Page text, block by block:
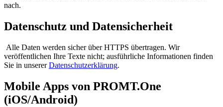
nach.
Datenschutz und Datensicherheit
Alle Daten werden sicher über HTTPS übertragen. Wir
veröffentlichen Ihre Texte nicht; ausführliche Informationen finden
Sie in unsererDatenschutzerklärung.
Mobile Apps von PROMT.One
(iOS/Android)